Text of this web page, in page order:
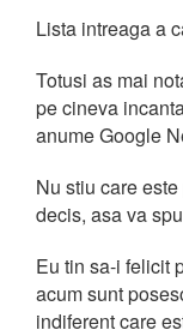
Lista intreaga a
Totusi as mai
pe cineva
anume Google
Nu stiu care
decis, asa va
Eu tin sa-i felicit
acum sunt
indiferent care